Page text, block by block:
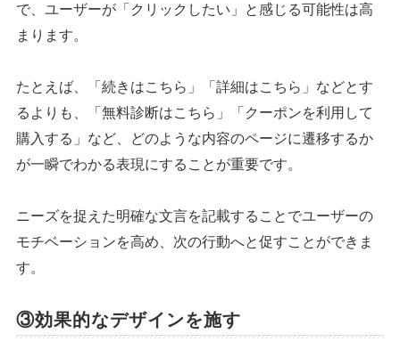
で、ユーザーが「クリックしたい」と感じる可能性は高
まります。
たとえば、「続きはこちら」「詳細はこちら」などとす
るよりも、「無料診断はこちら」「クーポンを利用して
購入する」など、どのような内容のページに遷移するか
が一瞬でわかる表現にすることが重要です。
ニーズを捉えた明確な文言を記載することでユーザーの
モチベーションを高め、次の行動へと促すことができま
す。
③効果的なデザインを施す